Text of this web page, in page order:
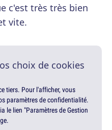
c'est très très bien
vite.
choix de cookies
tiers. Pour l'afficher, vous
paramètres de confidentialité.
le lien "Paramètres de Gestion